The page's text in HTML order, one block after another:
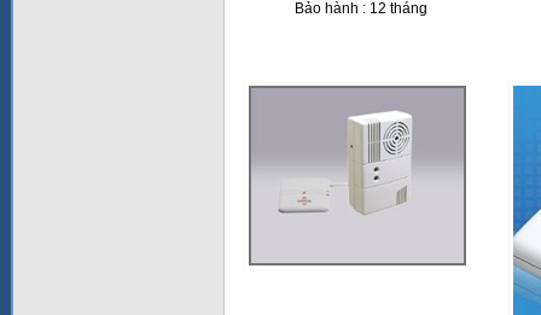
Bảo hành : 12 tháng